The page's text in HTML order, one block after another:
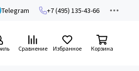
Telegram +7 (495) 135-43-66
Сравнение Избранное Корзина